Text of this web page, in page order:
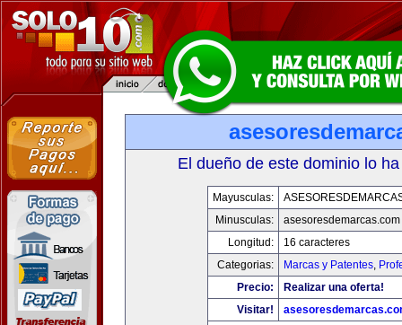
El dueño de este dominio lo
Mayusculas:
Minusculas:
asesoresdemarcas.com
Longitud:
16 caracteres
Categorias:
Marcas y Patentes,
Precio:
Realizar una oferta!
Visitar!